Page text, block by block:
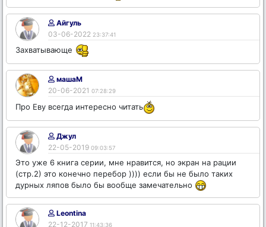
Айгуль
03-06-2022 23:37:41
Захватывающе
машаМ
20-06-2021 07:28:29
Про Еву всегда интересно читать
Джул
22-05-2019 09:03:57
Это уже 6 книга серии, мне нравится, но экран на рации
(стр.2) это конечно перебор )))) если бы не было таких
дурных ляпов было бы вообще замечательно
Leontina
22-12-2017 11:43:36